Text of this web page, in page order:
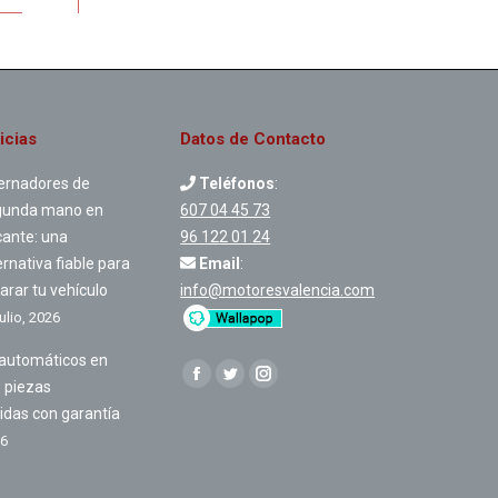
de
mano en
una
fiable para
tu vehículo
2026
en
piezas
con garantía
Datos de Contacto
Teléfonos:
607 04 45 73
96 122 01 24
Email :
info@motoresvalencia.com
Encuéntranos en:
Facebook
TwitterInstagram